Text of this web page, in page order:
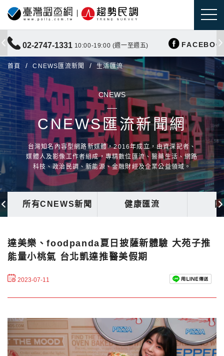
02-2747-1331 10:00-19:00 (週一至週五)
首頁 CNEWS匯流新聞 生活匯流
CNEWS
CNEWS匯流新聞網
台灣知名內容型網路新媒體，2016年成立，由資深記者、
媒體人及影像工作者組成，專精數位匯流、醫藥生活、網路
科技、政治民調、新能源、金融財經及企業公益領域。
所有CNEWS新聞 健康匯流
達美樂、foodpanda夏日披薩新體驗 大苑子推
能量小桃氣 台北凱達推醫美假期
2023-07-11